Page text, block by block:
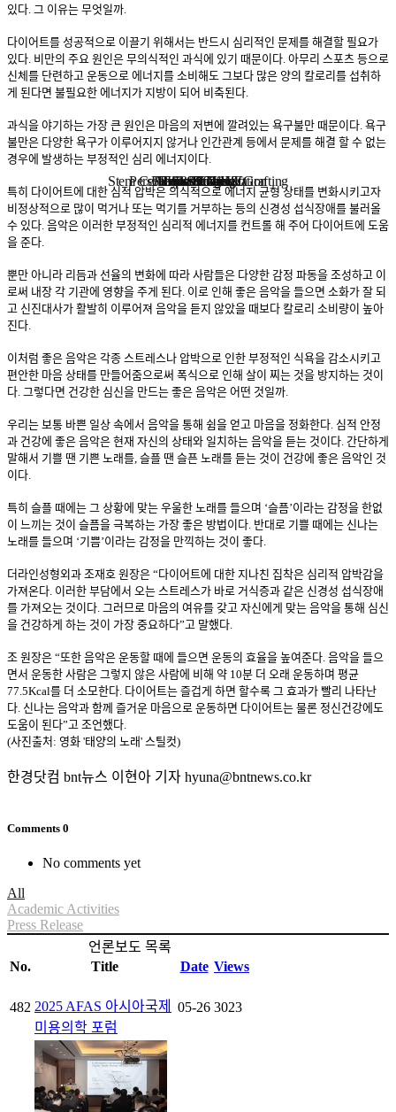
Personalized Consultation
Stem Cell
Stem Cell Liposuction & Grafting
Face & Body Lift
Petit & Lifting
Breast Surgery
LAST Diet
Eyes & Nose
Reviews
About TheLINE
있다. 그 이유는 무엇일까.
다이어트를 성공적으로 이끌기 위해서는 반드시 심리적인 문제를 해결할 필요가
있다. 비만의 주요 원인은 무의식적인 과식에 있기 때문이다. 아무리 스포츠 등으로
신체를 단련하고 운동으로 에너지를 소비해도 그보다 많은 양의 칼로리를 섭취하
게 된다면 불필요한 에너지가 지방이 되어 비축된다.
과식을 야기하는 가장 큰 원인은 마음의 저변에 깔려있는 욕구불만 때문이다. 욕구
불만은 다양한 욕구가 이루어지지 않거나 인간관계 등에서 문제를 해결 할 수 없는
경우에 발생하는 부정적인 심리 에너지이다.
특히 다이어트에 대한 심적 압박은 의식적으로 에너지 균형 상태를 변화시키고자
비정상적으로 많이 먹거나 또는 먹기를 거부하는 등의 신경성 섭식장애를 불러올
수 있다. 음악은 이러한 부정적인 심리적 에너지를 컨트롤 해 주어 다이어트에 도움
을 준다.
뿐만 아니라 리듬과 선율의 변화에 따라 사람들은 다양한 감정 파동을 조성하고 이
로써 내장 각 기관에 영향을 주게 된다. 이로 인해 좋은 음악을 들으면 소화가 잘 되
고 신진대사가 활발히 이루어져 음악을 듣지 않았을 때보다 칼로리 소비량이 높아
진다.
이처럼 좋은 음악은 각종 스트레스나 압박으로 인한 부정적인 식욕을 감소시키고
편안한 마음 상태를 만들어줌으로써 폭식으로 인해 살이 찌는 것을 방지하는 것이
다. 그렇다면 건강한 심신을 만드는 좋은 음악은 어떤 것일까.
우리는 보통 바쁜 일상 속에서 음악을 통해 쉼을 얻고 마음을 정화한다. 심적 안정
과 건강에 좋은 음악은 현재 자신의 상태와 일치하는 음악을 듣는 것이다. 간단하게
말해서 기쁠 땐 기쁜 노래를, 슬플 땐 슬픈 노래를 듣는 것이 건강에 좋은 음악인 것
이다.
특히 슬플 때에는 그 상황에 맞는 우울한 노래를 들으며 ‘슬픔’이라는 감정을 한없
이 느끼는 것이 슬픔을 극복하는 가장 좋은 방법이다. 반대로 기쁠 때에는 신나는
노래를 들으며 ‘기쁨’이라는 감정을 만끽하는 것이 좋다.
더라인성형외과 조재호 원장은 “다이어트에 대한 지나친 집착은 심리적 압박감을
가져온다. 이러한 부담에서 오는 스트레스가 바로 거식증과 같은 신경성 섭식장애
를 가져오는 것이다. 그러므로 마음의 여유를 갖고 자신에게 맞는 음악을 통해 심신
을 건강하게 하는 것이 가장 중요하다”고 말했다.
조 원장은 “또한 음악은 운동할 때에 들으면 운동의 효율을 높여준다. 음악을 들으
면서 운동한 사람은 그렇지 않은 사람에 비해 약 10분 더 오래 운동하며 평균
77.5Kcal를 더 소모한다. 다이어트는 즐겁게 하면 할수록 그 효과가 빨리 나타난
다. 신나는 음악과 함께 즐거운 마음으로 운동하면 다이어트는 물론 정신건강에도
도움이 된다”고 조언했다.
(사진출처: 영화 '태양의 노래' 스틸컷)
한경닷컴 bnt뉴스 이현아 기자 hyuna@bntnews.co.kr
Comments 0
No comments yet
All
Academic Activities
Press Release
언론보도 목록
No.
Title Date Views
482 2025 AFAS 아시아국제
미용의학 포럼
05-26 3023